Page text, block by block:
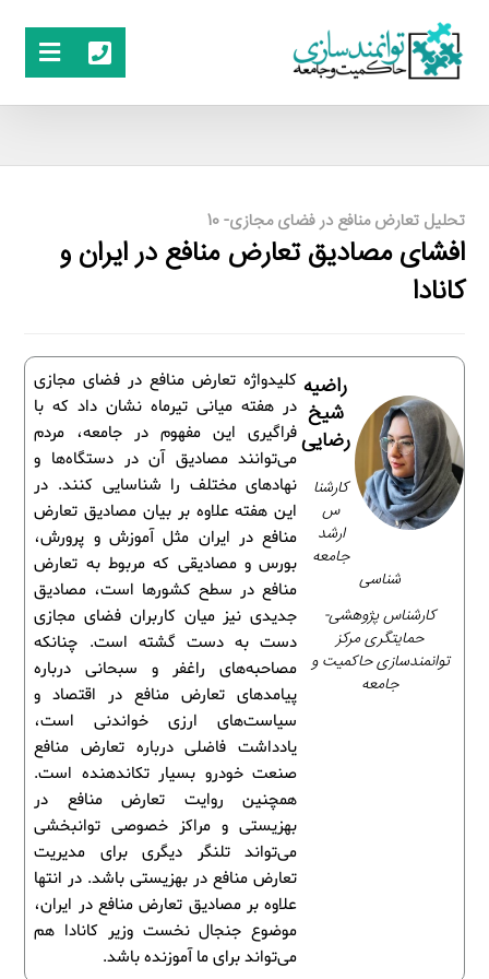
تحلیل تعارض منافع در فضای مجازی- 10
افشای مصادیق تعارض منافع در ایران و
کانادا
کلیدواژه تعارض منافع در فضای مجازی
در هفته میانی تیرماه نشان داد که با
فراگیری این مفهوم در جامعه، مردم
می‌توانند مصادیق آن در دستگاه‌ها و
نهادهای مختلف را شناسایی کنند. در
این هفته علاوه بر بیان مصادیق تعارض
منافع در ایران مثل آموزش و پرورش،
بورس و مصادیقی که مربوط به تعارض
منافع در سطح کشورها است، مصادیق
جدیدی نیز میان کاربران فضای مجازی
دست به دست گشته است. چنانکه
مصاحبه‌های راغفر و سبحانی درباره
پیامدهای تعارض منافع در اقتصاد و
سیاست‌های ارزی خواندنی است،
یادداشت فاضلی درباره تعارض منافع
صنعت خودرو بسیار تکاندهنده است.
همچنین روایت تعارض منافع در
بهزیستی و مراکز خصوصی توانبخشی
می‌تواند تلنگر دیگری برای مدیریت
تعارض منافع در بهزیستی باشد. در انتها
علاوه بر مصادیق تعارض منافع در ایران،
موضوع جنجال نخست وزیر کانادا هم
می‌تواند برای ما آموزنده باشد.
راضیه
شیخ
رضایی
کارشنا
س
ارشد
جامعه
شناسی
کارشناس پژوهشی-
حمایتگری مرکز
توانمندسازی حاکمیت و
جامعه